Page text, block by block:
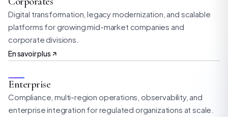
Digital transformation, legacy modernization, and scalable
platforms for growing mid-market companies and
corporate divisions.
En savoir plus
Enterprise
Compliance, multi-region operations, observability, and
enterprise integration for regulated organizations at scale.